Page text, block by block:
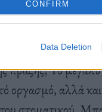
CONFIRM
Data Deletion
πράξης; Το
οργασμό, αλλά